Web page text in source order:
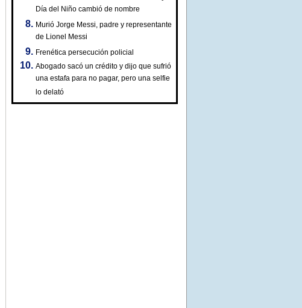
Día del Niño cambió de nombre
Murió Jorge Messi, padre y representante
de Lionel Messi
Frenética persecución policial
Abogado sacó un crédito y dijo que sufrió
una estafa para no pagar, pero una selfie
lo delató